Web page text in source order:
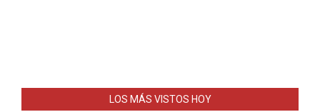
LOS MÁS VISTOS HOY